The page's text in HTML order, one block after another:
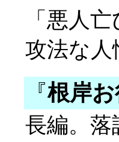
「悪人
攻法な人
『根岸
長編。落